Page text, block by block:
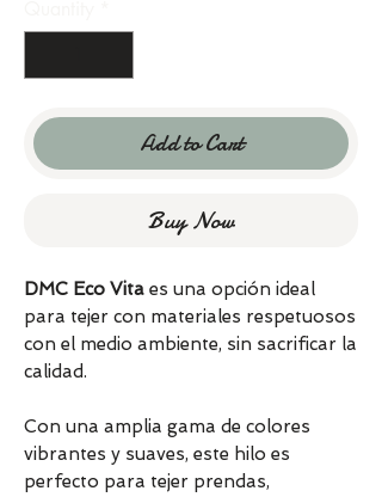
Add to Cart
Buy Now
DMC Eco Vita es una opción ideal
para tejer con materiales respetuosos
con el medio ambiente, sin sacrificar la
calidad.
Con una amplia gama de colores
vibrantes y suaves, este hilo es
perfecto para tejer prendas,